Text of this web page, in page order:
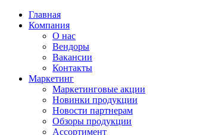
Главная
Компания
О нас
Вендоры
Вакансии
Контакты
Маркетинг
Маркетинговые акции
Новинки продукции
Новости партнерам
Обзоры продукции
Ассортимент